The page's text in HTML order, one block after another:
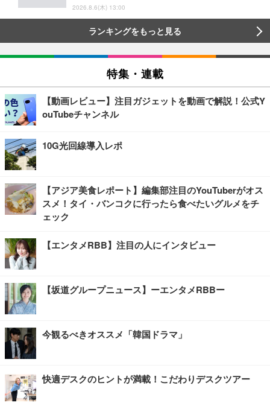
2026.8.6(木) 13:00
ランキングをもっと見る
特集・連載
【動画レビュー】注目ガジェットを動画で解説！公式Y
ouTubeチャンネル
10G光回線導入レポ
【アジア美食レポート】編集部注目のYouTuberがオス
スメ！タイ・バンコクに行ったら食べたいグルメをチ
ェック
【エンタメRBB】注目の人にインタビュー
【坂道グループニュース】ーエンタメRBBー
今観るべきオススメ「韓国ドラマ」
快適デスクのヒントが満載！こだわりデスクツアー